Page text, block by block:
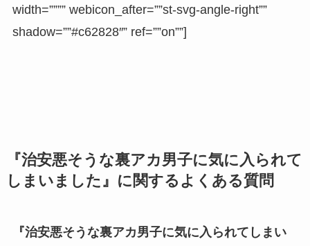
width=”””” webicon_after=””st-svg-angle-right””
shadow=””#c62828″” ref=””on””]
『治安悪そうな裏アカ男子に気に入られて
しまいました』に関するよくある質問
『治安悪そうな裏アカ男子に気に入られてしまい